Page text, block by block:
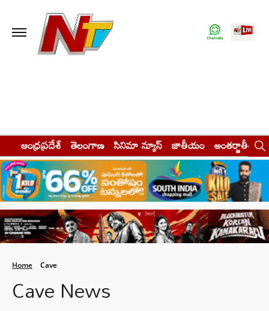
ఆంధ్రప్రదేశ్ తెలంగాణ సినిమా న్యూస్ జాతీయం అంతర్జాతీయం
Home Cave
Cave News